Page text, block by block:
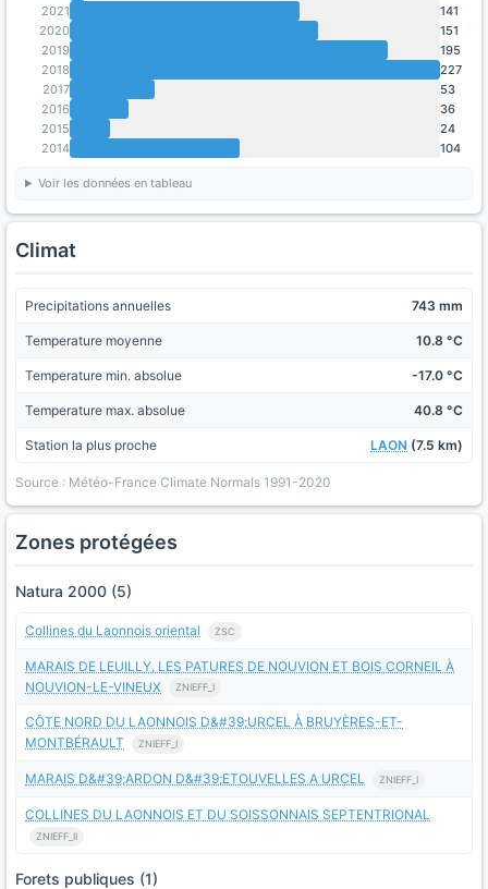
2021
141
2020
151
2019
195
2018
227
2017
53
2016
36
2015
24
2014
104
Voir les données en tableau
Climat
Precipitations annuelles 743 mm
Temperature moyenne 10.8 °C
Temperature min. absolue -17.0 °C
Temperature max. absolue 40.8 °C
Station la plus proche LAON (7.5 km)
Source : Météo-France Climate Normals 1991-2020
Zones protégées
Natura 2000 (5)
Collines du Laonnois oriental ZSC
MARAIS DE LEUILLY, LES PATURES DE NOUVION ET BOIS CORNEIL À
NOUVION-LE-VINEUX
ZNIEFF_I
CÔTE NORD DU LAONNOIS D&#39;URCEL À BRUYÈRES-ET-
MONTBÉRAULT
ZNIEFF_I
MARAIS D&#39;ARDON D&#39;ETOUVELLES A URCEL ZNIEFF_I
COLLINES DU LAONNOIS ET DU SOISSONNAIS SEPTENTRIONAL
ZNIEFF_II
Forets publiques (1)